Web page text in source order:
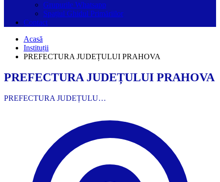
Grupurile Whatsapp
Spațiul Ghidul Primăriilor
Contact
Acasă
Instituții
PREFECTURA JUDEȚULUI PRAHOVA
PREFECTURA JUDEȚULUI PRAHOVA
PREFECTURA JUDEȚULU…